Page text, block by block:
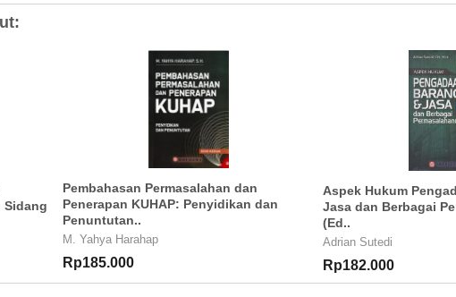
Sidang
Pembahasan Permasalahan dan
Penerapan KUHAP: Penyidikan dan
Penuntutan..
M. Yahya Harahap
Rp185.000
Aspek Hukum
Jasa dan Berbagai
(Ed..
Adrian Sutedi
Rp182.000